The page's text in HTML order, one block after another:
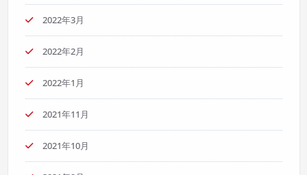
2022年3月
2022年2月
2022年1月
2021年11月
2021年10月